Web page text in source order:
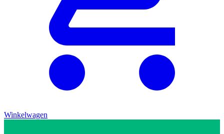
Winkelwagen